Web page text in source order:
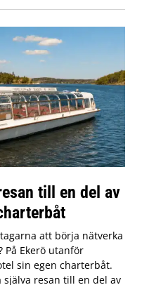
till en del av
att börja nätverka
På Ekerö utanför
sin egen charterbåt.
själva resan till en del av